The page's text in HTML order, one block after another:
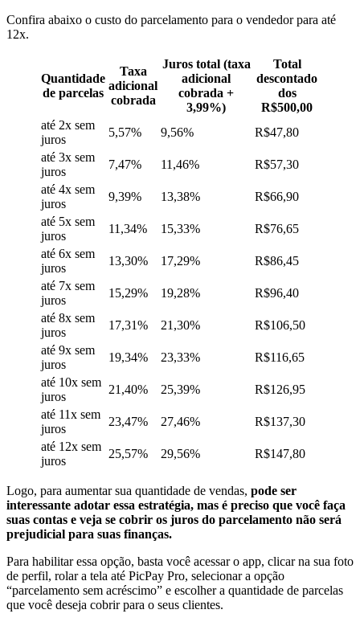
Confira abaixo o custo do parcelamento para o vendedor para até
12x.
Quantidade
de parcelas
Taxa
adicional
cobrada
Juros total (taxa
adicional
cobrada +
3,99%)
Total
descontado
dos
R$500,00
até 2x sem
juros
5,57% 9,56%
R$47,80
até 3x sem
juros
7,47% 11,46%
R$57,30
até 4x sem
juros
9,39% 13,38%
R$66,90
até 5x sem
juros
11,34% 15,33%
R$76,65
até 6x sem
juros
13,30% 17,29%
R$86,45
até 7x sem
juros
15,29% 19,28%
R$96,40
até 8x sem
juros
17,31% 21,30%
R$106,50
até 9x sem
juros
19,34% 23,33%
R$116,65
até 10x sem
juros
21,40% 25,39%
R$126,95
até 11x sem
juros
23,47% 27,46%
R$137,30
até 12x sem
juros
25,57% 29,56% R$147,80
Logo, para aumentar sua quantidade de vendas, pode ser
interessante adotar essa estratégia, mas é preciso que você faça
suas contas e veja se cobrir os juros do parcelamento não será
prejudicial para suas finanças.
Para habilitar essa opção, basta você acessar o app, clicar na sua foto
de perfil, rolar a tela até PicPay Pro, selecionar a opção
“parcelamento sem acréscimo” e escolher a quantidade de parcelas
que você deseja cobrir para o seus clientes.